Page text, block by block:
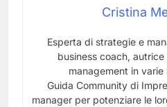
Cristina
Esperta di strategie e
business coach,
management in varie
Guida Community di
manager per potenziare le